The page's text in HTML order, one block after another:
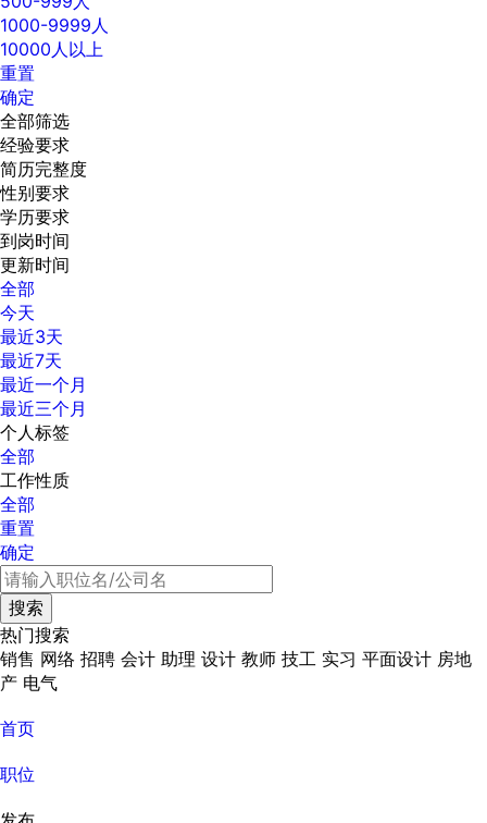
1000-9999人
10000人以上
重置
确定
全部筛选
经验要求
简历完整度
性别要求
学历要求
到岗时间
更新时间
全部
今天
最近3天
最近7天
最近一个月
最近三个月
个人标签
全部
工作性质
全部
重置
确定
热门搜索
销售 网络 招聘 会计 助理 设计 教师 技工 实习 平面设计 房地
产 电气
首页
职位